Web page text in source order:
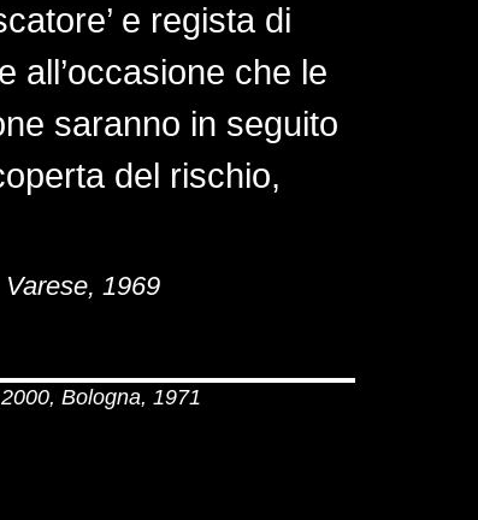
e regista di
che le
saranno in seguito
del rischio,
1969
Bologna, 1971